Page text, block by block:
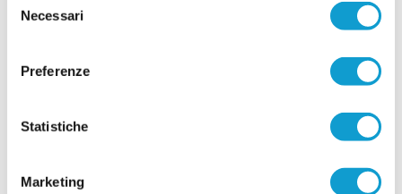
delNecessari
Preferenze
Statistiche
Marketing
Il Matelica continua a investire sul proprio vivaio
e guarda al futuro confermando tre giovani che
leggi
Vai all'edizione provinciale